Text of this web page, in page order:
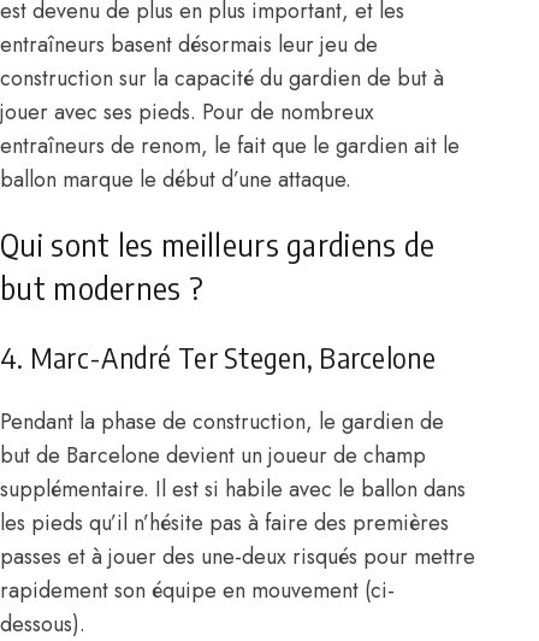
est devenu de plus en plus important, et les
entraîneurs basent désormais leur jeu de
construction sur la capacité du gardien de but à
jouer avec ses pieds. Pour de nombreux
entraîneurs de renom, le fait que le gardien ait le
ballon marque le début d’une attaque.
Qui sont les meilleurs gardiens de
but modernes ?
4. Marc-André Ter Stegen, Barcelone
Pendant la phase de construction, le gardien de
but de Barcelone devient un joueur de champ
supplémentaire. Il est si habile avec le ballon dans
les pieds qu’il n’hésite pas à faire des premières
passes et à jouer des une-deux risqués pour mettre
rapidement son équipe en mouvement (ci-
dessous).